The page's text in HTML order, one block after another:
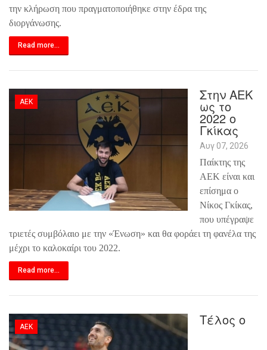
την κλήρωση που πραγματοποιήθηκε στην έδρα της
διοργάνωσης.
Read more...
ΑΕΚ Στην ΑΕΚ
ως το
2022 ο
Γκίκας
Αυγ 07, 2026
Παίκτης της
ΑΕΚ είναι και
επίσημα ο
Νίκος Γκίκας,
που υπέγραψε
τριετές συμβόλαιο με την «Ένωση» και θα φοράει τη φανέλα της
μέχρι το καλοκαίρι του 2022.
Read more...
ΑΕΚ Τέλος ο